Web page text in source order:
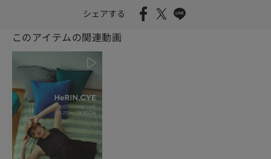
シェアする
このアイテムの関連動画